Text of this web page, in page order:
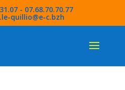
- 07.68.70.70.77
quillio@e-c.bzh